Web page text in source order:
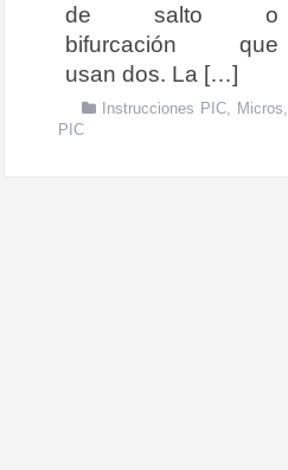
de salto o
bifurcación que
usan dos. La […]
Instrucciones PIC, Micros,
PIC